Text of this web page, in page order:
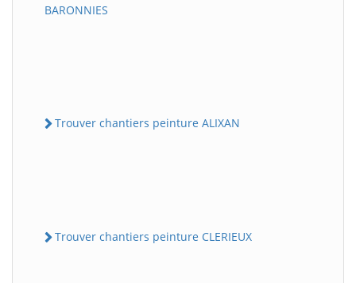
BARONNIES
Trouver chantiers peinture ALIXAN
Trouver chantiers peinture CLERIEUX